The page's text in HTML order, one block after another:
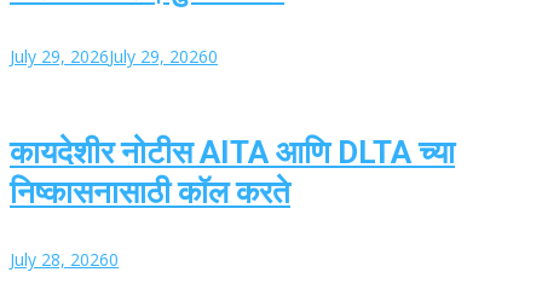
July 29, 2026July 29, 20260
कायदेशीर नोटीस AITA आणि DLTA च्या
निष्कासनासाठी कॉल करते
July 28, 20260